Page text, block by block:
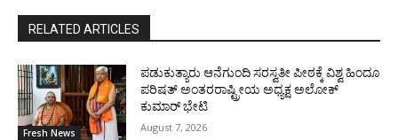
RELATED ARTICLES
Fresh News
ಪಡುಕುತ್ಯಾರು ಆನೆಗುಂದಿ ಸರಸ್ವತೀ ಪೀಠಕ್ಕೆ ವಿಶ್ವ ಹಿಂದೂ
ಪರಿಷತ್ ಅಂತರರಾಷ್ಟ್ರೀಯ ಅಧ್ಯಕ್ಷ ಅಲೋಕ್
ಕುಮಾರ್ ಭೇಟಿ
August 7, 2026